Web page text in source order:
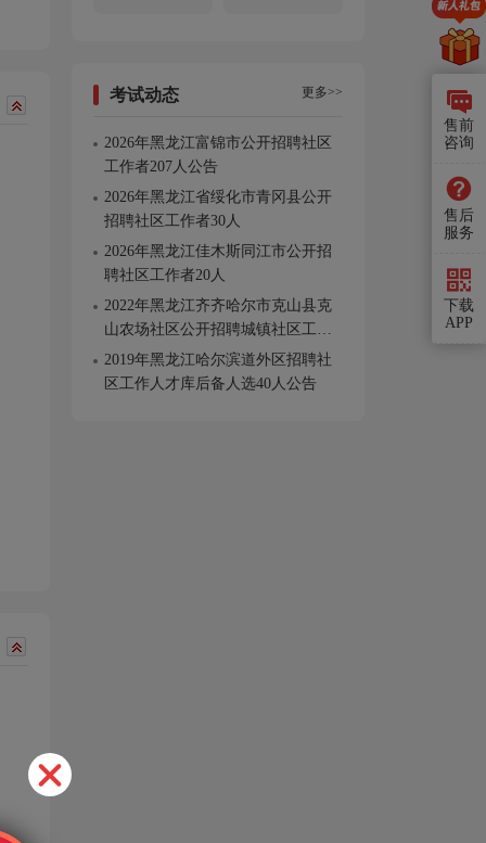
考试动态 更多>>
2026年黑龙江富锦市公开招聘社区
工作者207人公告
2026年黑龙江省绥化市青冈县公开
招聘社区工作者30人
2026年黑龙江佳木斯同江市公开招
聘社区工作者20人
2022年黑龙江齐齐哈尔市克山县克
山农场社区公开招聘城镇社区工作
者的公告
2019年黑龙江哈尔滨道外区招聘社
区工作人才库后备人选40人公告
售前
咨询
售后
服务
下载
APP